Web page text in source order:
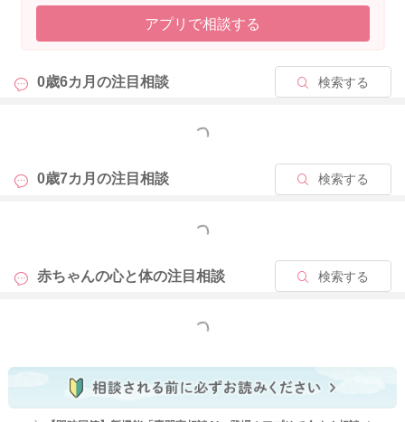
アプリで相談する
0歳6カ月の注目相談 検索する
もっと見る
0歳7カ月の注目相談 検索する
もっと見る
赤ちゃんの心と体の注目相談 検索する
もっと見る